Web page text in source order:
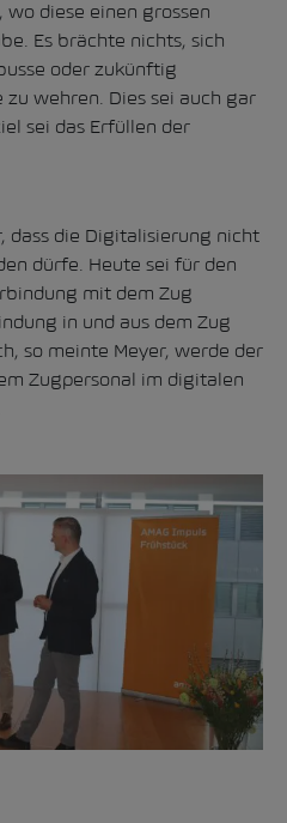
diese einen grossen
Es brächte nichts, sich
oder zukünftig
wehren. Dies sei auch gar
sei das Erfüllen der
dass die Digitalisierung nicht
dürfe. Heute sei für den
mit dem Zug
in und aus dem Zug
so meinte Meyer, werde der
Zugpersonal im digitalen